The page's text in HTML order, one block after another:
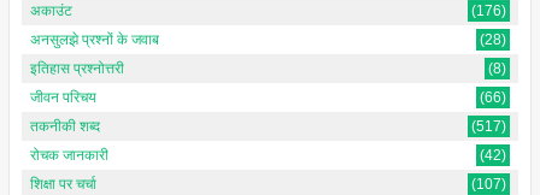
अकाउंट
(176)
अनसुलझे प्रश्नों के जवाब
(28)
इतिहास प्रश्नोत्तरी
(8)
जीवन परिचय
(66)
तकनीकी शब्द
(517)
रोचक जानकारी
(42)
शिक्षा पर चर्चा
(107)